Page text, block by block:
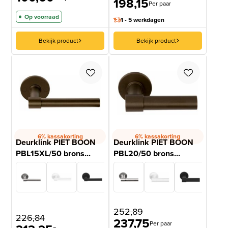
Op voorraad
Bekijk product
Per paar
1 - 5 werkdagen
Bekijk product
6% kassakorting
Deurklink PIET BOON
PBL15XL/50 brons...
226,84
6% kassakorting
Deurklink PIET BOON
PBL20/50 brons...
252,89
237,75Per paar